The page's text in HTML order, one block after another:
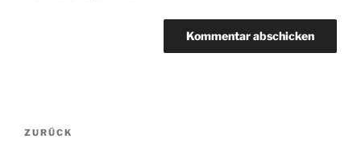
Beitragsnavigation
Vorheriger
ZURÜCK